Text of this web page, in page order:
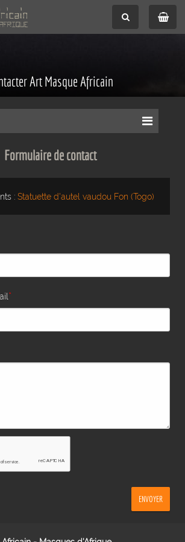
Art Masque Africain
Formulaire de contact
: Statuette d'autel vaudou Fon (Togo)
*
ENVOYER